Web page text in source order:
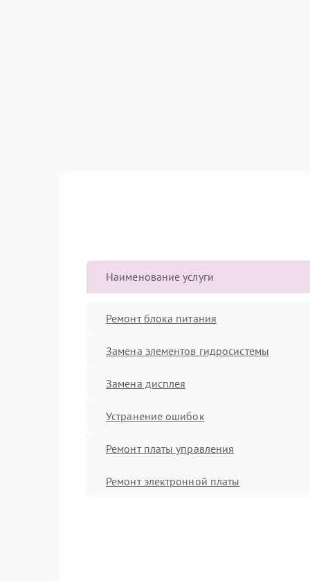
Наименование услуги
Ремонт блока питания
Замена элементов гидросистемы
Замена дисплея
Устранение ошибок
Ремонт платы управления
Ремонт электронной платы